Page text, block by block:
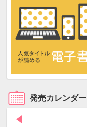
発売カレンダー